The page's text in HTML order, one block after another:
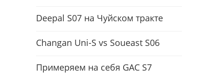
Deepal S07 на Чуйском тракте
Changan Uni-S vs Soueast S06
Примеряем на себя GAC S7